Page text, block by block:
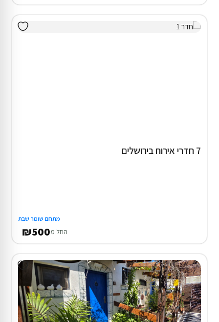
7 חדרי אירוח בירושלים
מתחם שומר שבת
החל מ₪500